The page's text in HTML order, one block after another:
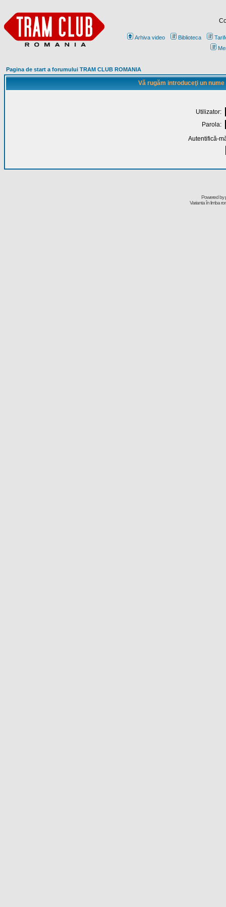
Arhiva video Biblioteca
Pagina de start a forumului TRAM CLUB ROMANIA
Vă rugăm introduceţi un
Utilizator:
Parola:
Autentifică-
Powered by
Varianta în limba